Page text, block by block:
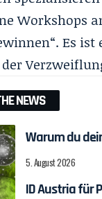
Workshops
Es
NEWS
Warum du
5. August 2026
ID Austria für